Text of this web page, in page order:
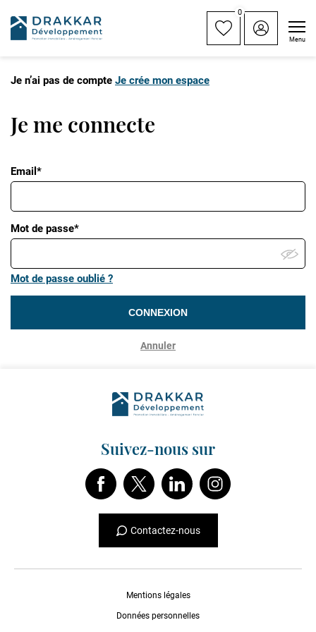
0
Menu
Je n’ai pas de compte Je crée mon espace
Je me connecte
Email*
Mot de passe*
Mot de passe oublié ?
CONNEXION
Annuler
Suivez-nous sur
Contactez-nous
Mentions légales
Données personnelles